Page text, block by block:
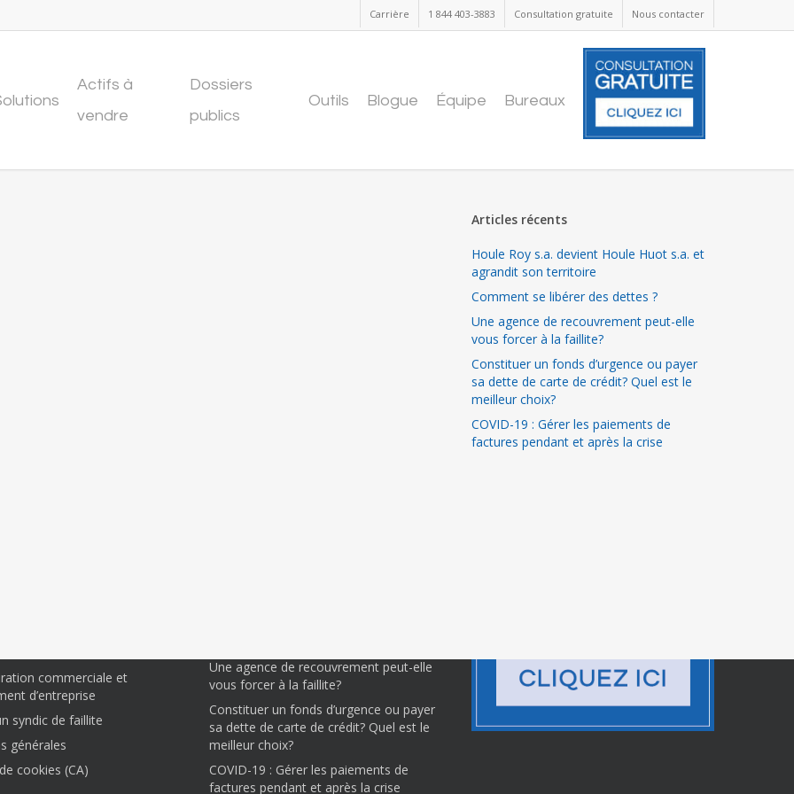
Carrière 1 844 403-3883 Consultation gratuite Nous contacter
Actifs à
vendre
Dossiers
publics
Outils Blogue Équipe Bureaux
Articles récents
Houle Roy s.a. devient Houle Huot s.a. et
agrandit son territoire
Comment se libérer des dettes ?
Une agence de recouvrement peut-elle
vous forcer à la faillite?
Constituer un fonds d’urgence ou payer
sa dette de carte de crédit? Quel est le
meilleur choix?
COVID-19 : Gérer les paiements de
factures pendant et après la crise
commerciale et
d’entreprise
syndic de faillite
générales
cookies (CA)
Une agence de recouvrement peut-elle
vous forcer à la faillite?
Constituer un fonds d’urgence ou payer
sa dette de carte de crédit? Quel est le
meilleur choix?
COVID-19 : Gérer les paiements de
factures pendant et après la crise